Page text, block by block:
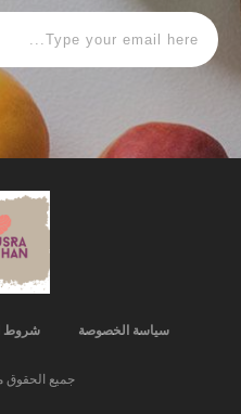
سياسة الخصوصة شروط
جميع الحقوق